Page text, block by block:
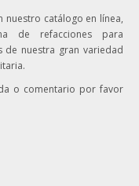
nuestro catálogo en línea,
de refacciones para
de nuestra gran variedad
o comentario por favor